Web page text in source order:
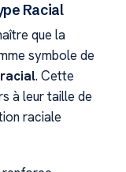
Racial
que la
symbole de
. Cette
à leur taille de
raciale